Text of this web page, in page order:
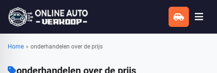
Home » onderhandelen over de prijs
onderhandelen over de prijs